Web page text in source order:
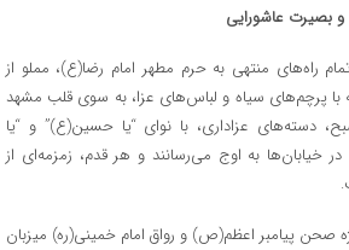
بصیرت عاشورایی
راه‌های منتهی به حرم مطهر امام رضا(ع)، مملو از
پرچم‌های سیاه و لباس‌های عزا، به سوی قلب مشهد
دسته‌های عزاداری، با نوای “یا حسین(ع)” و “یا
خیابان‌ها به اوج می‌رسانند و هر قدم، زمزمه‌ای از
پیامبر اعظم(ص) و رواق امام خمینی(ره) میزبان